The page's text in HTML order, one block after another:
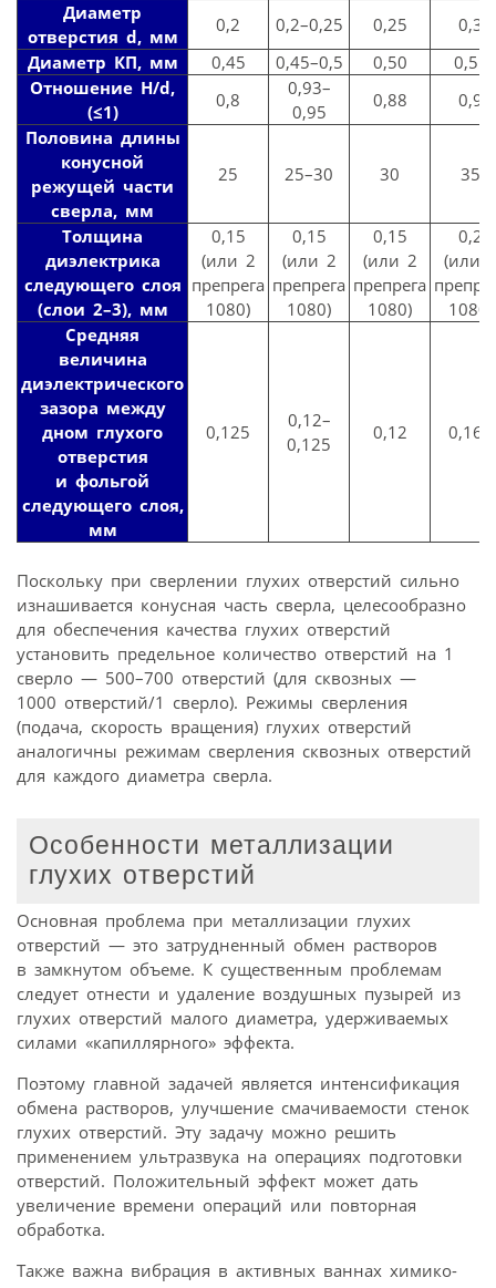
Диаметр
отверстия d, мм
0,2 0,2–0,25 0,25
0,3
Диаметр КП, мм
0,45 0,45–0,5 0,50
0,55
Отношение Н/d,
(≤1)
0,8
0,93–
0,95
0,88
0,9
Половина длины
конусной
режущей части
сверла, мм
25 25–30 30 35
Толщина
диэлектрика
следующего слоя
(слои 2–3), мм
0,15
(или 2
препрега
1080)
0,15
(или 2
препрега
1080)
0,15
(или 2
препрега
1080)
0,2
(или
1080)
Средняя
величина
диэлектрического
зазора между
дном глухого
отверстия
и фольгой
следующего слоя,
мм
0,125
0,12–
0,125
0,12 0,165
Поскольку при сверлении глухих отверстий сильно
изнашивается конусная часть сверла, целесообразно
для обеспечения качества глухих отверстий
установить предельное количество отверстий на 1
сверло — 500–700 отверстий (для сквозных —
1000 отверстий/1 сверло). Режимы сверления
(подача, скорость вращения) глухих отверстий
аналогичны режимам сверления сквозных отверстий
для каждого диаметра сверла.
Особенности металлизации
глухих отверстий
Основная проблема при металлизации глухих
отверстий — это затрудненный обмен растворов
в замкнутом объеме. К существенным проблемам
следует отнести и удаление воздушных пузырей из
глухих отверстий малого диаметра, удерживаемых
силами «капиллярного» эффекта.
Поэтому главной задачей является интенсификация
обмена растворов, улучшение смачиваемости стенок
глухих отверстий. Эту задачу можно решить
применением ультразвука на операциях подготовки
отверстий. Положительный эффект может дать
увеличение времени операций или повторная
обработка.
Также важна вибрация в активных ваннах химико-